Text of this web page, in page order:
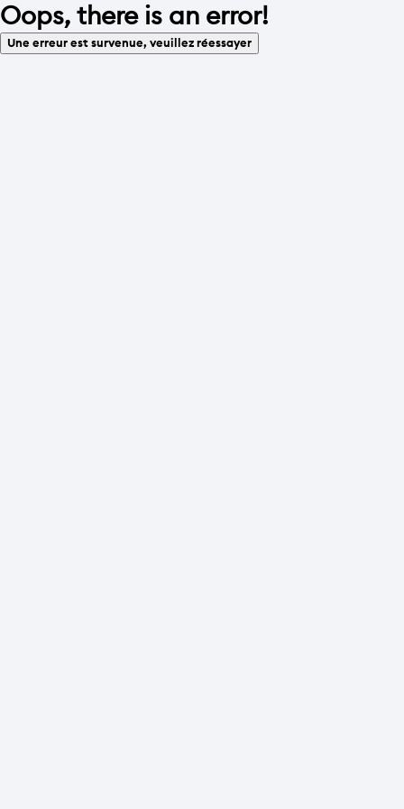
Oops, there is an error!
Une erreur est survenue, veuillez réessayer